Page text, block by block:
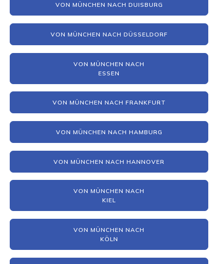
VON MÜNCHEN NACH DUISBURG
VON MÜNCHEN NACH DÜSSELDORF
VON MÜNCHEN NACH
ESSEN
VON MÜNCHEN NACH FRANKFURT
VON MÜNCHEN NACH HAMBURG
VON MÜNCHEN NACH HANNOVER
VON MÜNCHEN NACH
KIEL
VON MÜNCHEN NACH
KÖLN